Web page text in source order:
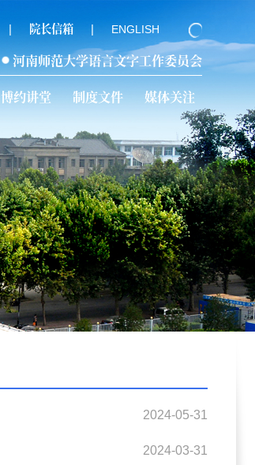
| 院长信箱 | ENGLISH
河南师范大学语言文字工作委员会
博约讲堂 制度文件 媒体关注
2024-05-31
2024-03-31